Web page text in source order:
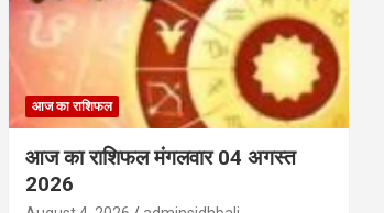
आज का राशिफल
आज का राशिफल मंगलवार 04 अगस्त
2026